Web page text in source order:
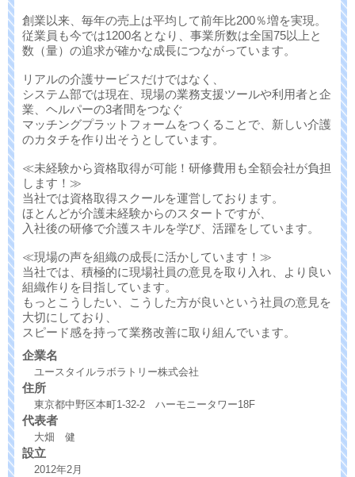
創業以来、毎年の売上は平均して前年比200％増を実現。
従業員も今では1200名となり、事業所数は全国75以上と
数（量）の追求が確かな成長につながっています。
リアルの介護サービスだけではなく、
システム部では現在、現場の業務支援ツールや利用者と企
業、ヘルパーの3者間をつなぐ
マッチングプラットフォームをつくることで、新しい介護
のカタチを作り出そうとしています。
≪未経験から資格取得が可能！研修費用も全額会社が負担
します！≫
当社では資格取得スクールを運営しております。
ほとんどが介護未経験からのスタートですが、
入社後の研修で介護スキルを学び、活躍をしています。
≪現場の声を組織の成長に活かしています！≫
当社では、積極的に現場社員の意見を取り入れ、より良い
組織作りを目指しています。
もっとこうしたい、こうした方が良いという社員の意見を
大切にしており、
スピード感を持って業務改善に取り組んでいます。
企業名
ユースタイルラボラトリー株式会社
住所
東京都中野区本町1-32-2 ハーモニータワー18F
代表者
大畑 健
設立
2012年2月